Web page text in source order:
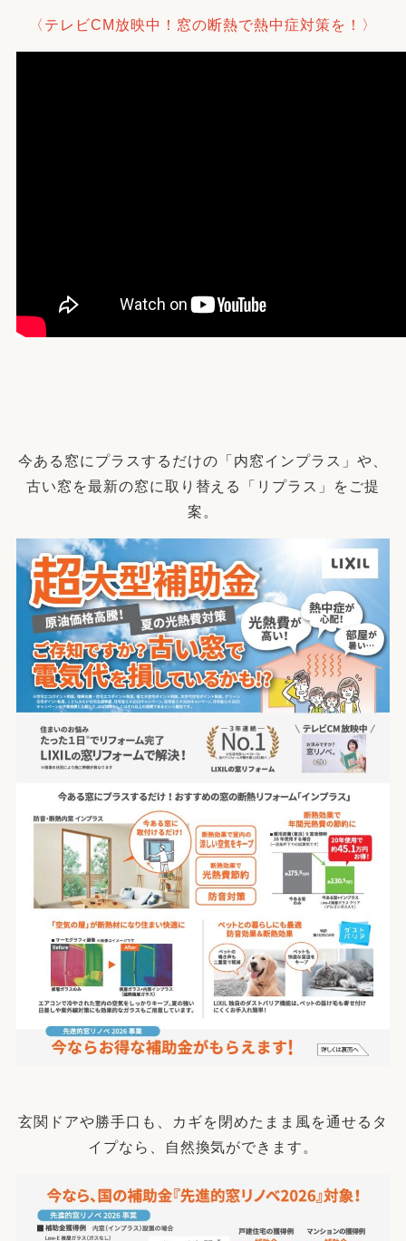
〈テレビCM放映中！窓の断熱で熱中症対策を！〉
今ある窓にプラスするだけの「内窓インプラス」や、
古い窓を最新の窓に取り替える「リプラス」をご提
案。
玄関ドアや勝手口も、カギを閉めたまま風を通せるタ
イプなら、自然換気ができます。